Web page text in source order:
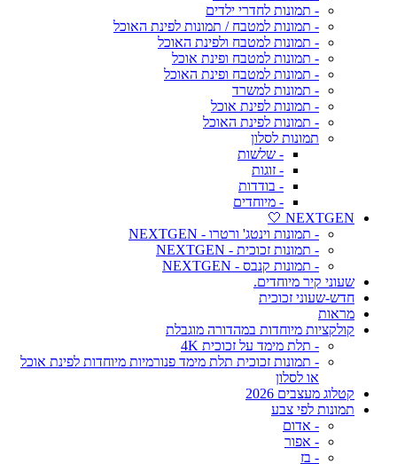
- תמונות לחדרי ילדים
- תמונות למטבח / תמונות לפינת האוכל
- תמונות למטבח ולפינת האוכל
- תמונות למטבח ופינת אוכל
- תמונות למטבח ופינת האוכל
- תמונות למשרד
- תמונות לפינת אוכל
- תמונות לפינת האוכל
תמונות לסלון
- שלשות
- זוגות
- בודדות
- מיוחדים
NEXTGEN 🤍
- תמונות וינטג' ורטרו - NEXTGEN
- תמונות זכוכית - NEXTGEN
- תמונות קנבס - NEXTGEN
שעוני קיר מיוחדים.
חדש-שעוני זכוכית
מראות
קולקציות מיוחדות במהדורה מוגבלת
- תלת מימד על זכוכית 4K
- תמונות זכוכית תלת מימד פנורמיות מיוחדות לפינת אוכל
או לסלון
קטלוג מעצבים 2026
תמונות לפי צבע
- אדום
- אפור
- בז